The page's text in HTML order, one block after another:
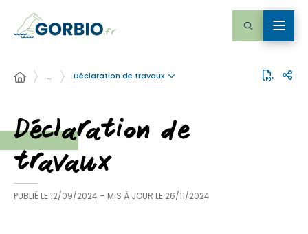
… Déclaration de travaux
Déclaration de
travaux
PUBLIÉ LE12/09/2024 – MIS À JOUR LE 26/11/2024